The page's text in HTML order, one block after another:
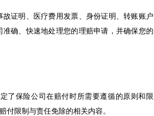
证明、医疗费用发票、身份证明、转账账户
确、快速地处理您的理赔申请，并确保您的
了保险公司在赔付时所需要遵循的原则和限
限制与责任免除的相关内容。